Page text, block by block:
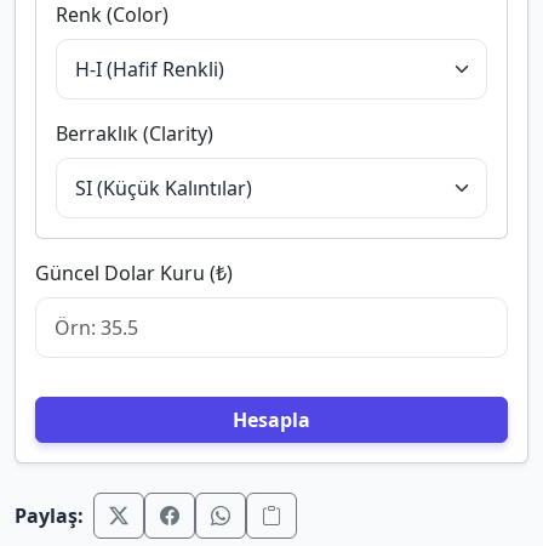
Renk (Color)
Berraklık (Clarity)
Güncel Dolar Kuru (₺)
Hesapla
Paylaş: